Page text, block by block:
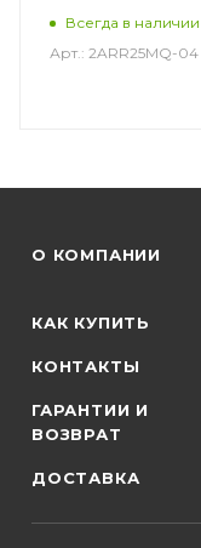
Всегда в наличии
Арт.: 2ARR25MQ-04
О КОМПАНИИ
КАК КУПИТЬ
КОНТАКТЫ
ГАРАНТИИ И
ВОЗВРАТ
ДОСТАВКА